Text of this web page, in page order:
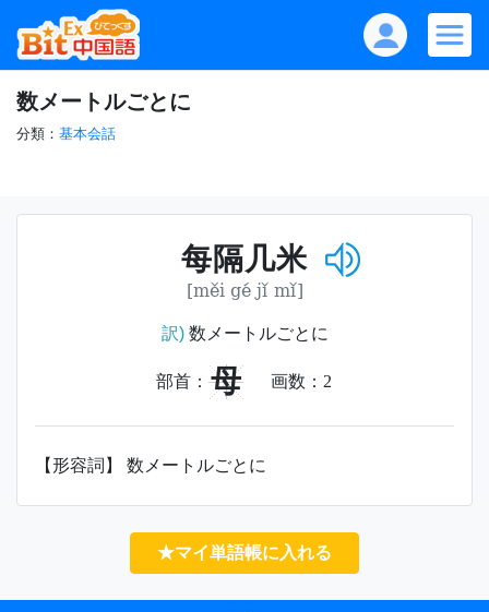
数メートルごとに
分類： 基本会話
每隔几米
[měi gé jǐ mǐ]
訳)数メートルごとに
部首： 母 画数： 2
【形容詞】 数メートルごとに
★マイ単語帳に入れる